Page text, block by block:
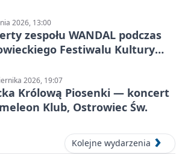
2026, 13:00
zespołu WANDAL podczas
Festiwalu Kultury
2026, 19:07
Królową Piosenki — koncert
Klub, Ostrowiec Św.
Kolejne wydarzenia